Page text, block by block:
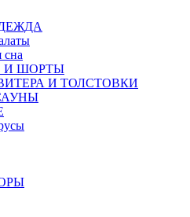
сна
И ШОРТЫ
И ТОЛСТОВКИ